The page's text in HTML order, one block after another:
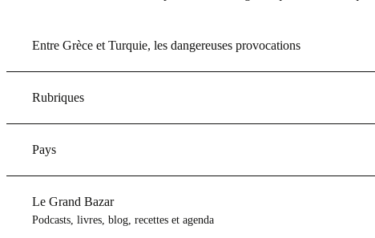
Entre Grèce et Turquie, les dangereuses provocations
Rubriques
Pays
Le Grand Bazar
Podcasts, livres, blog, recettes et agenda